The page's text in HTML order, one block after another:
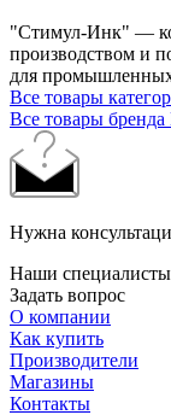
"Стимул-Инк" —
производством и
для
Все товары
Все товары
Нужна
Наши
Задать вопрос
О компании
Как купить
Производители
Магазины
Контакты